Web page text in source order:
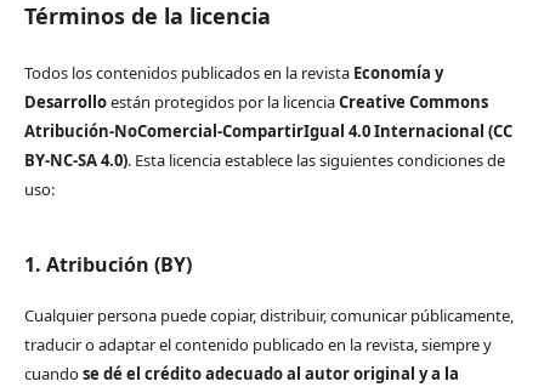
Términos de la licencia
Todos los contenidos publicados en la revista Economía y
Desarrolloestán protegidos por la licenciaCreative Commons
Atribución-NoComercial-CompartirIgual 4.0 Internacional (CC
BY-NC-SA 4.0). Esta licencia establece las siguientes condiciones de
uso:
1. Atribución (BY)
Cualquier persona puede copiar, distribuir, comunicar públicamente,
traducir o adaptar el contenido publicado en la revista, siempre y
cuandose dé el crédito adecuado al autor original y a la